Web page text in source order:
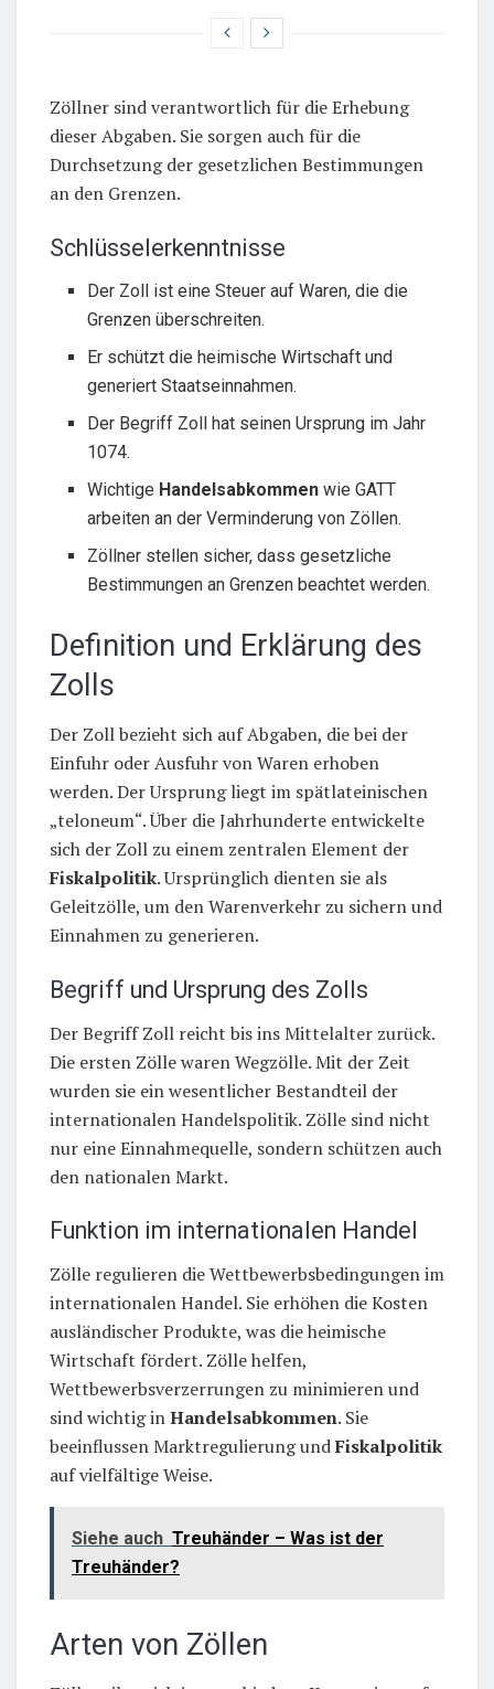
Zöllner sind verantwortlich für die Erhebung
dieser Abgaben. Sie sorgen auch für die
Durchsetzung der gesetzlichen Bestimmungen
an den Grenzen.
Schlüsselerkenntnisse
Der Zoll ist eine Steuer auf Waren, die die
Grenzen überschreiten.
Er schützt die heimische Wirtschaft und
generiert Staatseinnahmen.
Der Begriff Zoll hat seinen Ursprung im Jahr
1074.
Wichtige Handelsabkommen wie GATT
arbeiten an der Verminderung von Zöllen.
Zöllner stellen sicher, dass gesetzliche
Bestimmungen an Grenzen beachtet werden.
Definition und Erklärung des
Zolls
Der Zoll bezieht sich auf Abgaben, die bei der
Einfuhr oder Ausfuhr von Waren erhoben
werden. Der Ursprung liegt im spätlateinischen
„teloneum“. Über die Jahrhunderte entwickelte
sich der Zoll zu einem zentralen Element der
Fiskalpolitik. Ursprünglich dienten sie als
Geleitzölle, um den Warenverkehr zu sichern und
Einnahmen zu generieren.
Begriff und Ursprung des Zolls
Der Begriff Zoll reicht bis ins Mittelalter zurück.
Die ersten Zölle waren Wegzölle. Mit der Zeit
wurden sie ein wesentlicher Bestandteil der
internationalen Handelspolitik. Zölle sind nicht
nur eine Einnahmequelle, sondern schützen auch
den nationalen Markt.
Funktion im internationalen Handel
Zölle regulieren die Wettbewerbsbedingungen im
internationalen Handel. Sie erhöhen die Kosten
ausländischer Produkte, was die heimische
Wirtschaft fördert. Zölle helfen,
Wettbewerbsverzerrungen zu minimieren und
sind wichtig inHandelsabkommen. Sie
beeinflussen Marktregulierung undFiskalpolitik
auf vielfältige Weise.
Siehe auch Treuhänder – Was ist der
Treuhänder?
Arten von Zöllen